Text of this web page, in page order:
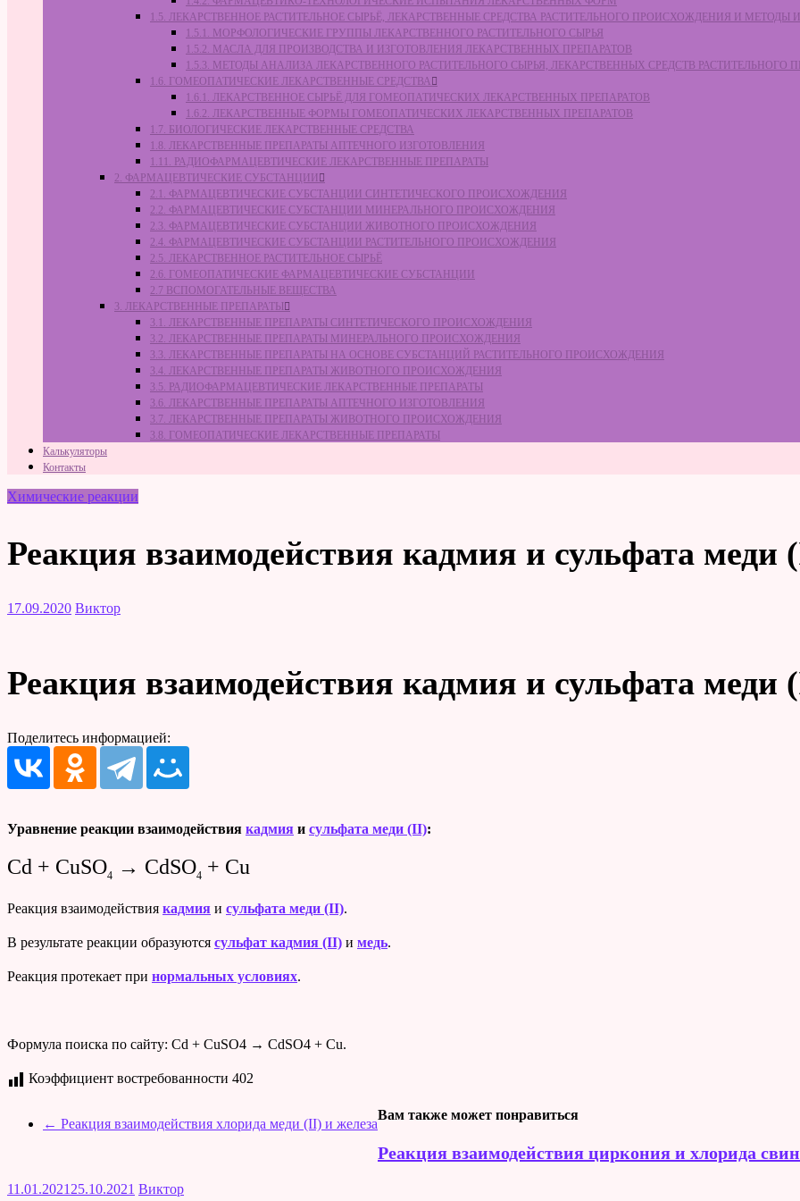
1.5. ЛЕКАРСТВЕННОЕ РАСТИТЕЛЬНОЕ СЫРЬЁ, ЛЕКАРСТВЕННЫЕ СРЕДСТВА РАСТИТЕЛЬНОГО ПРОИСХОЖДЕНИЯ И МЕТОДЫ
1.5.1. МОРФОЛОГИЧЕСКИЕ ГРУППЫ ЛЕКАРСТВЕННОГО РАСТИТЕЛЬНОГО СЫРЬЯ
1.5.2. МАСЛА ДЛЯ ПРОИЗВОДСТВА И ИЗГОТОВЛЕНИЯ ЛЕКАРСТВЕННЫХ ПРЕПАРАТОВ
1.5.3. МЕТОДЫ АНАЛИЗА ЛЕКАРСТВЕННОГО РАСТИТЕЛЬНОГО СЫРЬЯ, ЛЕКАРСТВЕННЫХ СРЕДСТВ РАСТИТЕЛЬНОГО
1.6. ГОМЕОПАТИЧЕСКИЕ ЛЕКАРСТВЕННЫЕ СРЕДСТВА
1.6.1. ЛЕКАРСТВЕННОЕ СЫРЬЁ ДЛЯ ГОМЕОПАТИЧЕСКИХ ЛЕКАРСТВЕННЫХ ПРЕПАРАТОВ
1.6.2. ЛЕКАРСТВЕННЫЕ ФОРМЫ ГОМЕОПАТИЧЕСКИХ ЛЕКАРСТВЕННЫХ ПРЕПАРАТОВ
1.7. БИОЛОГИЧЕСКИЕ ЛЕКАРСТВЕННЫЕ СРЕДСТВА
1.8. ЛЕКАРСТВЕННЫЕ ПРЕПАРАТЫ АПТЕЧНОГО ИЗГОТОВЛЕНИЯ
1.11. РАДИОФАРМАЦЕВТИЧЕСКИЕ ЛЕКАРСТВЕННЫЕ ПРЕПАРАТЫ
2. ФАРМАЦЕВТИЧЕСКИЕ СУБСТАНЦИИ
2.1. ФАРМАЦЕВТИЧЕСКИЕ СУБСТАНЦИИ СИНТЕТИЧЕСКОГО ПРОИСХОЖДЕНИЯ
2.2. ФАРМАЦЕВТИЧЕСКИЕ СУБСТАНЦИИ МИНЕРАЛЬНОГО ПРОИСХОЖДЕНИЯ
2.3. ФАРМАЦЕВТИЧЕСКИЕ СУБСТАНЦИИ ЖИВОТНОГО ПРОИСХОЖДЕНИЯ
2.4. ФАРМАЦЕВТИЧЕСКИЕ СУБСТАНЦИИ РАСТИТЕЛЬНОГО ПРОИСХОЖДЕНИЯ
2.5. ЛЕКАРСТВЕННОЕ РАСТИТЕЛЬНОЕ СЫРЬЁ
2.6. ГОМЕОПАТИЧЕСКИЕ ФАРМАЦЕВТИЧЕСКИЕ СУБСТАНЦИИ
2.7 ВСПОМОГАТЕЛЬНЫЕ ВЕЩЕСТВА
3. ЛЕКАРСТВЕННЫЕ ПРЕПАРАТЫ
3.1. ЛЕКАРСТВЕННЫЕ ПРЕПАРАТЫ СИНТЕТИЧЕСКОГО ПРОИСХОЖДЕНИЯ
3.2. ЛЕКАРСТВЕННЫЕ ПРЕПАРАТЫ МИНЕРАЛЬНОГО ПРОИСХОЖДЕНИЯ
3.3. ЛЕКАРСТВЕННЫЕ ПРЕПАРАТЫ НА ОСНОВЕ СУБСТАНЦИЙ РАСТИТЕЛЬНОГО ПРОИСХОЖДЕНИЯ
3.4. ЛЕКАРСТВЕННЫЕ ПРЕПАРАТЫ ЖИВОТНОГО ПРОИСХОЖДЕНИЯ
3.5. РАДИОФАРМАЦЕВТИЧЕСКИЕ ЛЕКАРСТВЕННЫЕ ПРЕПАРАТЫ
3.6. ЛЕКАРСТВЕННЫЕ ПРЕПАРАТЫ АПТЕЧНОГО ИЗГОТОВЛЕНИЯ
3.7. ЛЕКАРСТВЕННЫЕ ПРЕПАРАТЫ ЖИВОТНОГО ПРОИСХОЖДЕНИЯ
3.8. ГОМЕОПАТИЧЕСКИЕ ЛЕКАРСТВЕННЫЕ ПРЕПАРАТЫ
Калькуляторы
Контакты
Химические реакции
Реакция взаимодействия кадмия и сульфата меди
17.09.2020 Виктор
Реакция взаимодействия кадмия и сульфата меди
Поделитесь информацией:
Уравнение реакции взаимодействия кадмия и сульфата меди (II):
Cd + CuSO4 → CdSO4 + Cu
Реакция взаимодействия кадмия и сульфата меди (II).
В результате реакции образуются сульфат кадмия (II) и медь.
Реакция протекает при нормальных условиях.
Формула поиска по сайту: Cd + CuSO4 → CdSO4 + Cu.
Коэффициент востребованности 402
← Реакция взаимодействия хлорида меди (II) и железа
Вам также может понравиться
Реакция взаимодействия циркония и хлорида
11.01.202125.10.2021 Виктор